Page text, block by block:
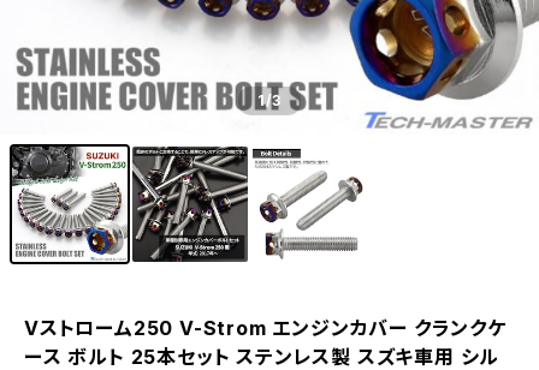
1/3
Vストローム250 V-Strom エンジンカバー クランクケ
ース ボルト 25本セット ステンレス製 スズキ車用 シル